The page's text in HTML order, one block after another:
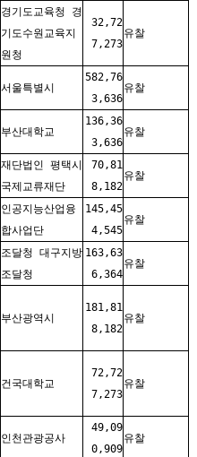
경기도교육청 경
기도수원교육지
원청
32,72
7,273
유찰
서울특별시
582,76
3,636
유찰
부산대학교
136,36
3,636
유찰
재단법인 평택시
국제교류재단
70,81
8,182
유찰
인공지능산업융
합사업단
145,45
4,545
유찰
조달청 대구지방
조달청
163,63
6,364
유찰
부산광역시
181,81
8,182
유찰
건국대학교
72,72
7,273
유찰
인천관광공사
49,09
0,909
유찰